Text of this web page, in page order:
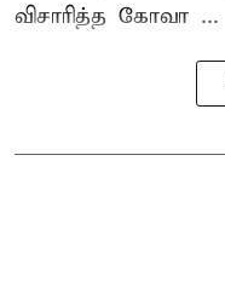
விசாரித்த கோவா ...